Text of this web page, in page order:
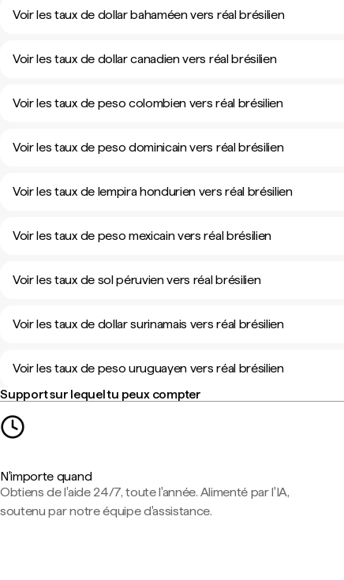
Voir les taux de dollar bahaméen vers réal brésilien
Voir les taux de dollar canadien vers réal brésilien
Voir les taux de peso colombien vers réal brésilien
Voir les taux de peso dominicain vers réal brésilien
Voir les taux de lempira hondurien vers réal brésilien
Voir les taux de peso mexicain vers réal brésilien
Voir les taux de sol péruvien vers réal brésilien
Voir les taux de dollar surinamais vers réal brésilien
Voir les taux de peso uruguayen vers réal brésilien
Support sur lequel tu peux compter
N'importe quand
Obtiens de l'aide 24/7, toute l'année. Alimenté par l'IA,
soutenu par notre équipe d'assistance.